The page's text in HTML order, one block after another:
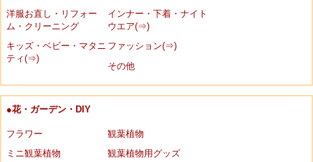
洋服お直し・リフォー
ム・クリーニング
インナー・下着・ナイト
ウエア(⇒)
キッズ・ベビー・マタニ
ティ(⇒)
ファッション(⇒)
その他
●花・ガーデン・DIY
フラワー
観葉植物
ミニ観葉植物
観葉植物用グッズ